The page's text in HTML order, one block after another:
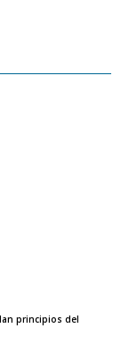
principios del